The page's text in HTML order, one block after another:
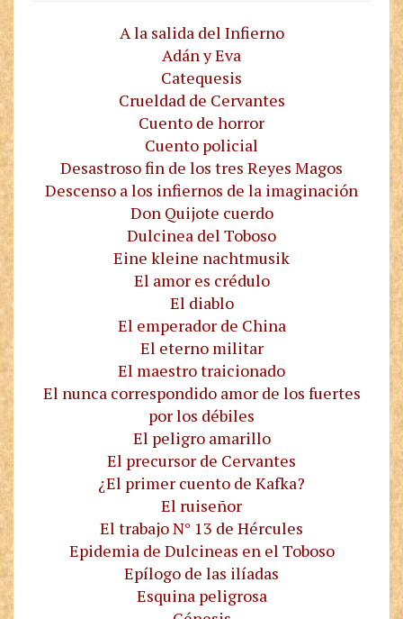
A la salida del Infierno
Adán y Eva
Catequesis
Crueldad de Cervantes
Cuento de horror
Cuento policial
Desastroso fin de los tres Reyes Magos
Descenso a los infiernos de la imaginación
Don Quijote cuerdo
Dulcinea del Toboso
Eine kleine nachtmusik
El amor es crédulo
El diablo
El emperador de China
El eterno militar
El maestro traicionado
El nunca correspondido amor de los fuertes
por los débiles
El peligro amarillo
El precursor de Cervantes
¿El primer cuento de Kafka?
El ruiseñor
El trabajo N° 13 de Hércules
Epidemia de Dulcineas en el Toboso
Epílogo de las ilíadas
Esquina peligrosa